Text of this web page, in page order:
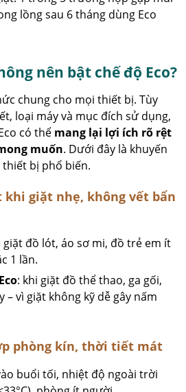
lồng sau 6 tháng dùng Eco
nên bật chế độ Eco?
chung cho mọi thiết bị. Tùy
loại máy và mục đích sử dụng,
có thể mang lại lợi ích rõ rệt
muốn. Dưới đây là khuyến
bị phổ biến.
khi giặt nhẹ, không vết bẩn
giặt đồ lót, áo sơ mi, đồ trẻ em ít
1 lần.
: khi giặt đồ thể thao, ga gối,
– vì giặt không kỹ dễ gây nấm
phòng kín, thời tiết mát
buổi tối, nhiệt độ ngoài trời